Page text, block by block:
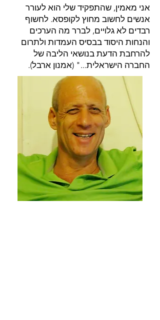
אני מאמין, שהתפקיד שלי הוא לעורר
אנשים לחשוב מחוץ לקופסא. לחשוף
רבדים לא גלויים, לברר מה הערכים
והנחות היסוד בבסיס העמדות ולתרום
להרחבת הדעת בנושאי הליבה של
החברה הישראלית..." (אמנון ארבל).